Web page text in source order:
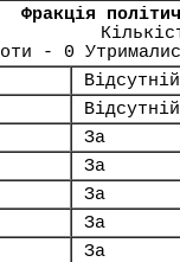
Фракція
- 0
Відсутній
Відсутній
За
За
За
За
За